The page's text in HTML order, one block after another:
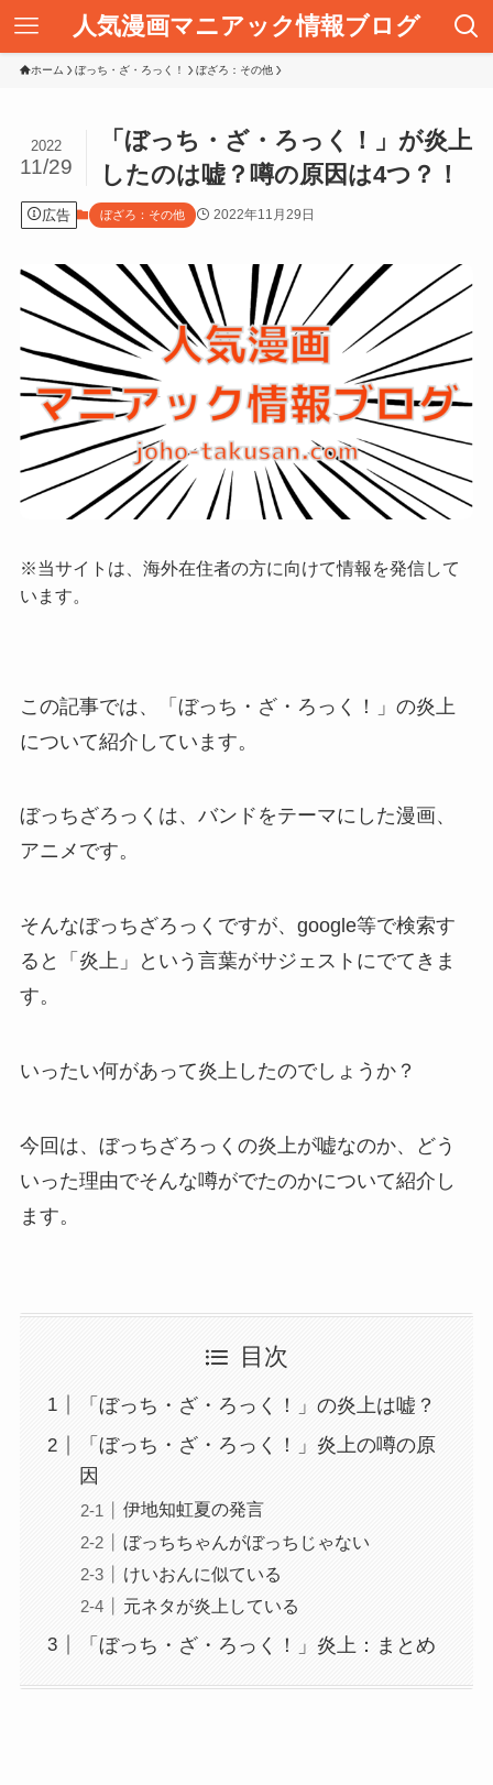
人気漫画マニアック情報ブログ
ホーム ぼっち・ざ・ろっく！ ぼざろ：その他
「ぼっち・ざ・ろっく！」が炎上
したのは嘘？噂の原因は4つ？！
2022
11/29
広告 ぼざろ：その他 2022年11月29日
※当サイトは、海外在住者の方に向けて情報を発信して
います。
この記事では、「ぼっち・ざ・ろっく！」の炎上
について紹介しています。
ぼっちざろっくは、バンドをテーマにした漫画、
アニメです。
そんなぼっちざろっくですが、google等で検索す
ると「炎上」という言葉がサジェストにでてきま
す。
いったい何があって炎上したのでしょうか？
今回は、ぼっちざろっくの炎上が嘘なのか、どう
いった理由でそんな噂がでたのかについて紹介し
ます。
目次
「ぼっち・ざ・ろっく！」の炎上は嘘？
「ぼっち・ざ・ろっく！」炎上の噂の原
因
伊地知虹夏の発言
ぼっちちゃんがぼっちじゃない
けいおんに似ている
元ネタが炎上している
「ぼっち・ざ・ろっく！」炎上：まとめ